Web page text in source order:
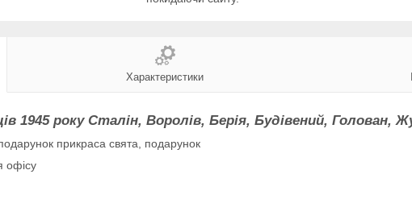
Характеристики
1945 року Сталін, Воролів, Берія, Будівений, Голован,
подарунок прикраса свята, подарунок
офісу